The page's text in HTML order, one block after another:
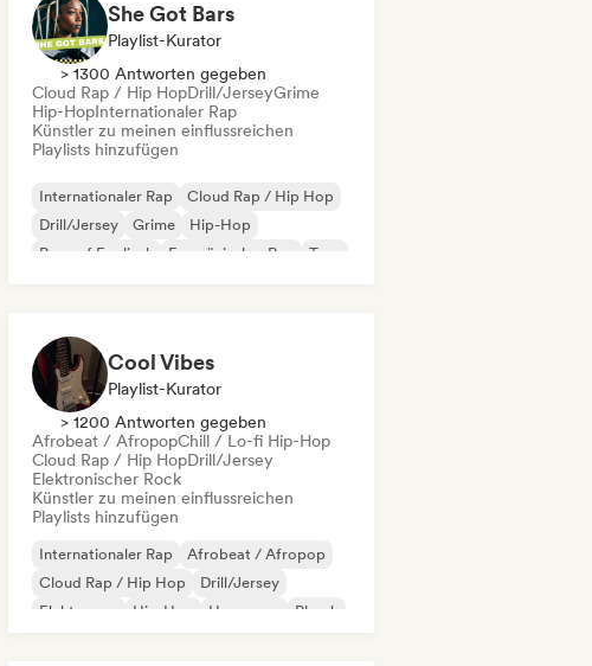
She Got Bars
Playlist-Kurator
> 1300 Antworten gegeben
Cloud Rap / Hip HopDrill/JerseyGrime
Hip-HopInternationaler Rap
Künstler zu meinen einflussreichen
Playlists hinzufügen
Internationaler Rap
Cloud Rap / Hip Hop
Drill/Jersey
Grime
Hip-Hop
Rap auf Englisch
Französischer Rap Trap
Cool Vibes
Playlist-Kurator
> 1200 Antworten gegeben
Afrobeat / AfropopChill / Lo-fi Hip-Hop
Cloud Rap / Hip HopDrill/Jersey
Elektronischer Rock
Künstler zu meinen einflussreichen
Playlists hinzufügen
Internationaler Rap
Afrobeat / Afropop
Cloud Rap / Hip Hop
Drill/Jersey
Elektropop
Hip-Hop Hyperpop Phonk